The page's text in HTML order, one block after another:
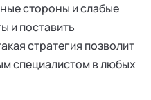
стороны и слабые
и поставить
стратегия позволит
специалистом в любых